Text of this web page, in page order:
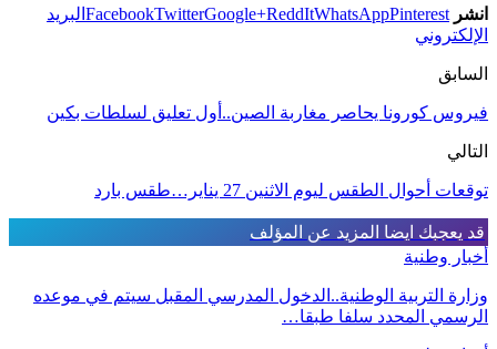
انشر FacebookTwitterGoogle+ReddItWhatsAppPinterest
البريد
الإلكتروني
السابق
فيروس كورونا يحاصر مغاربة الصين..أول تعليق لسلطات بكين
التالي
توقعات أحوال الطقس ليوم الاثنين 27 يناير…طقس بارد
قد يعجبك ايضا المزيد عن المؤلف
أخبار وطنية
وزارة التربية الوطنية..الدخول المدرسي المقبل سیتم في موعده
الرسمي المحدد سلفا طبقا…